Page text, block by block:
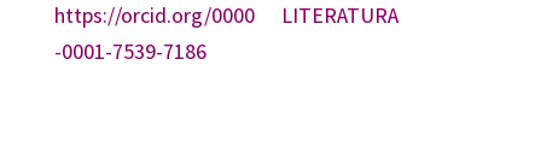
https://orcid.org/0000
-0001-7539-7186
LITERATURA